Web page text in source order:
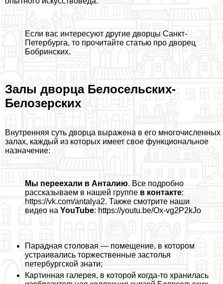
Если вас интересуют другие дворцы Санкт-
Петербурга, то прочитайте статью про дворец
Бобринских.
Залы дворца Белосельских-
Белозерских
Внутренняя суть дворца выражена в его многочисленных
залах, каждый из которых имеет свое функциональное
назначение:
Мы переехали в Анталию. Все подробно
рассказываем в нашей группе в контакте:
https://vk.com/antalya2. Также смотрите наши
видео на YouTube: https://youtu.be/Ox-vg2P2kJo
Парадная столовая — помещение, в котором
устраивались торжественные застолья
петербургской знати;
Картинная галерея, в которой когда-то хранилась